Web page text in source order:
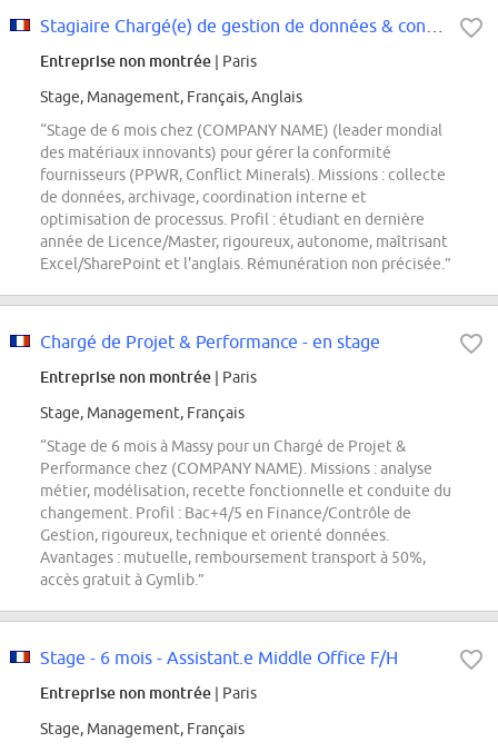
Entreprise non montrée | Paris
Stage, Management, Français, Anglais
“Stage de 6 mois chez (COMPANY NAME) (leader mondial
des matériaux innovants) pour gérer la conformité
fournisseurs (PPWR, Conflict Minerals). Missions : collecte
de données, archivage, coordination interne et
optimisation de processus. Profil : étudiant en dernière
année de Licence/Master, rigoureux, autonome, maîtrisant
Excel/SharePoint et l'anglais. Rémunération non précisée.”
Chargé de Projet & Performance - en stage
Entreprise non montrée | Paris
Stage, Management, Français
“Stage de 6 mois à Massy pour un Chargé de Projet &
Performance chez (COMPANY NAME). Missions : analyse
métier, modélisation, recette fonctionnelle et conduite du
changement. Profil : Bac+4/5 en Finance/Contrôle de
Gestion, rigoureux, technique et orienté données.
Avantages : mutuelle, remboursement transport à 50%,
accès gratuit à Gymlib.”
Stage - 6 mois - Assistant.e Middle Office F/H
Entreprise non montrée | Paris
Stage, Management, Français